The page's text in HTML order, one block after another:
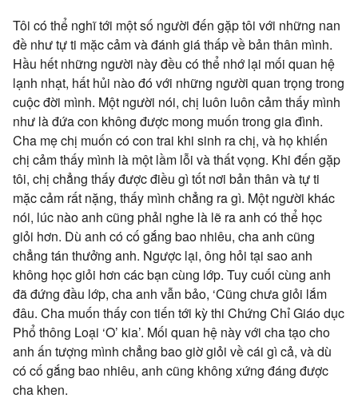
Tôi có thể nghĩ tới một số người đến gặp tôi với những nan
đề như tự ti mặc cảm và đánh giá thấp về bản thân mình.
Hầu hết những người này đều có thể nhớ lại mối quan hệ
lạnh nhạt, hất hủi nào đó với những người quan trọng trong
cuộc đời mình. Một người nói, chị luôn luôn cảm thấy mình
như là đứa con không được mong muốn trong gia đình.
Cha mẹ chị muốn có con trai khi sinh ra chị, và họ khiến
chị cảm thấy mình là một lầm lỗi và thất vọng. Khi đến gặp
tôi, chị chẳng thấy được điều gì tốt nơi bản thân và tự ti
mặc cảm rất nặng, thấy mình chẳng ra gì. Một người khác
nói, lúc nào anh cũng phải nghe là lẽ ra anh có thể học
giỏi hơn. Dù anh có cố gắng bao nhiêu, cha anh cũng
chẳng tán thưởng anh. Ngược lại, ông hỏi tại sao anh
không học giỏi hơn các bạn cùng lớp. Tuy cuối cùng anh
đã đứng đầu lớp, cha anh vẫn bảo, ‘Cũng chưa giỏi lắm
đâu. Cha muốn thấy con tiến tới kỳ thi Chứng Chỉ Giáo dục
Phổ thông Loại ‘O’ kia’. Mối quan hệ này với cha tạo cho
anh ấn tượng mình chẳng bao giờ giỏi về cái gì cả, và dù
có cố gắng bao nhiêu, anh cũng không xứng đáng được
cha khen.